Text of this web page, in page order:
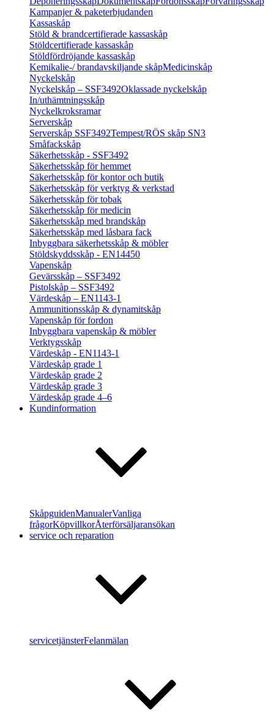
Kampanjer & paketerbjudanden
Kassaskåp
Stöld & brandcertifierade kassaskåp
Stöldcertifierade kassaskåp
Stöldfördröjande kassaskåp
Kemikalie-/ brandavskiljande skåpMedicinskåp
Nyckelskåp
Nyckelskåp – SSF3492Oklassade nyckelskåp
In/uthämtningsskåp
Nyckelkroksramar
Serverskåp
Serverskåp SSF3492Tempest/RÖS skåp SN3
Småfackskåp
Säkerhetsskåp - SSF3492
Säkerhetsskåp för hemmet
Säkerhetsskåp för kontor och butik
Säkerhetsskåp för verktyg & verkstad
Säkerhetsskåp för tobak
Säkerhetsskåp för medicin
Säkerhetsskåp med brandskåp
Säkerhetsskåp med låsbara fack
Inbyggbara säkerhetsskåp & möbler
Stöldskyddsskåp - EN14450
Vapenskåp
Gevärsskåp – SSF3492
Pistolskåp – SSF3492
Värdeskåp – EN1143-1
Ammunitionsskåp & dynamitskåp
Vapenskåp för fordon
Inbyggbara vapenskåp & möbler
Verktygsskåp
Värdeskåp - EN1143-1
Värdeskåp grade 1
Värdeskåp grade 2
Värdeskåp grade 3
Värdeskåp grade 4–6
Kundinformation
SkåpguidenManualerVanliga
frågorKöpvillkorÅterförsäljaransökan
service och reparation
servicetjänsterFelanmälan